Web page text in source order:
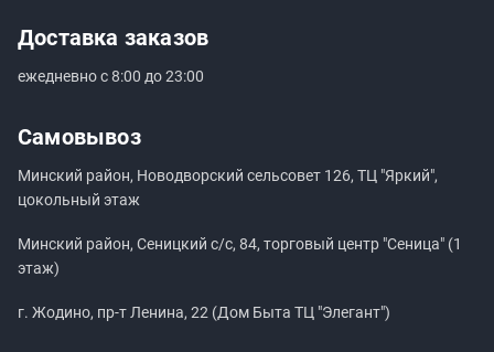
Доставка заказов
ежедневно с 8:00 до 23:00
Самовывоз
Минский район, Новодворский сельсовет 126, ТЦ "Яркий",
цокольный этаж
Минский район, Сеницкий с/с, 84, торговый центр "Сеница" (1
этаж)
г. Жодино, пр-т Ленина, 22 (Дом Быта ТЦ "Элегант")